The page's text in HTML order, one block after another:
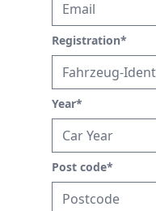
Registration*
Year*
Post code*